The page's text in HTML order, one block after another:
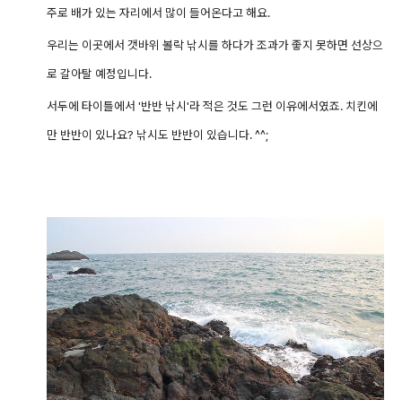
주로 배가 있는 자리에서 많이 들어온다고 해요.
우리는 이곳에서 갯바위 볼락 낚시를 하다가 조과가 좋지 못하면 선상으
로 갈아탈 예정입니다.
서두에 타이틀에서 '반반 낚시'라 적은 것도 그런 이유에서였죠. 치킨에
만 반반이 있나요? 낚시도 반반이 있습니다. ^^;